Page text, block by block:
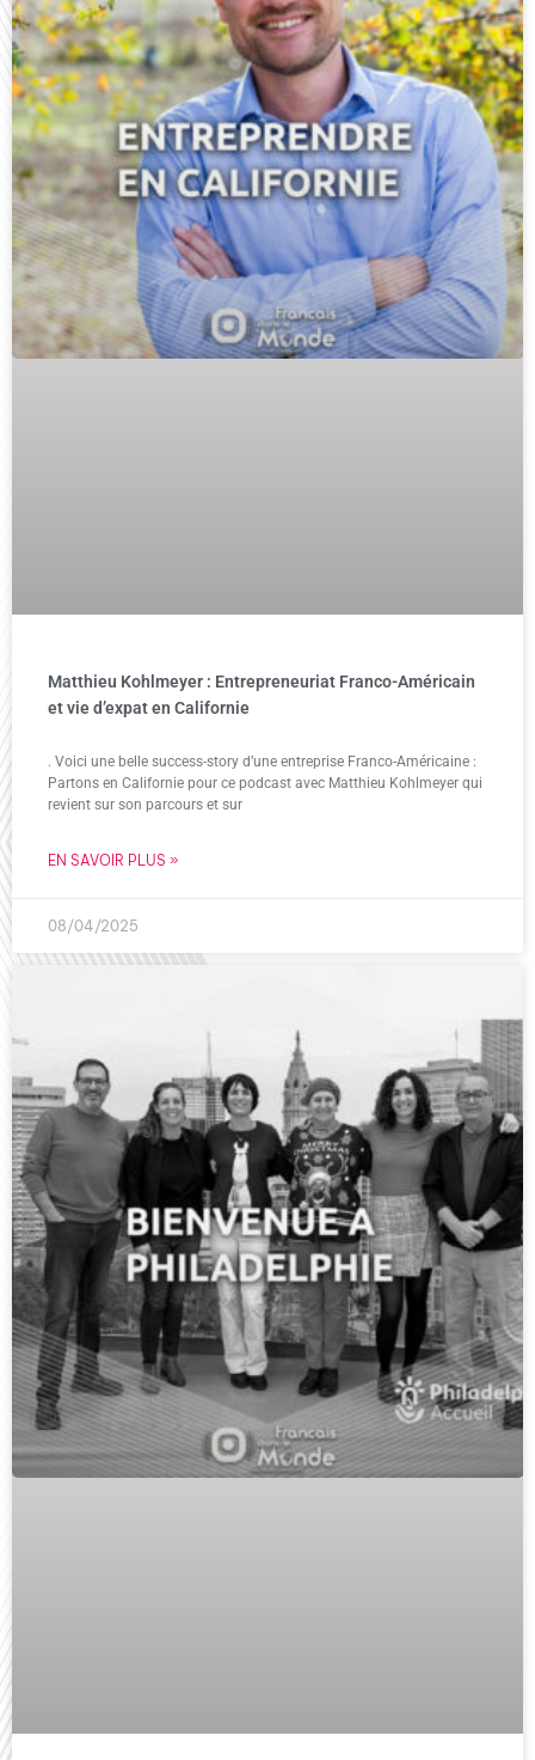
Matthieu Kohlmeyer : Entrepreneuriat Franco-Américain
et vie d’expat en Californie
. Voici une belle success-story d’une entreprise Franco-Américaine :
Partons en Californie pour ce podcast avec Matthieu Kohlmeyer qui
revient sur son parcours et sur
EN SAVOIR PLUS »
08/04/2025